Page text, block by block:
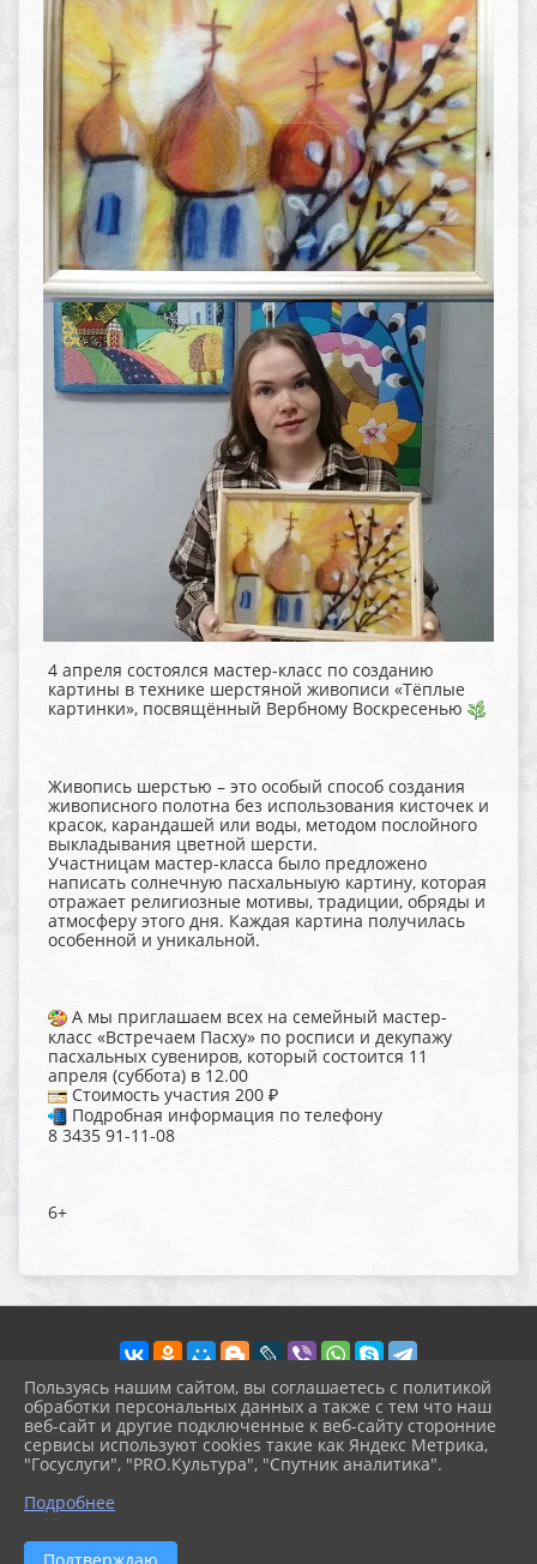
4 апреля состоялся мастер-класс по созданию
картины в технике шерстяной живописи «Тёплые
картинки», посвящённый Вербному Воскресенью
Живопись шерстью – это особый способ создания
живописного полотна без использования кисточек и
красок, карандашей или воды, методом послойного
выкладывания цветной шерсти.
Участницам мастер-класса было предложено
написать солнечную пасхальныую картину, которая
отражает религиозные мотивы, традиции, обряды и
атмосферу этого дня. Каждая картина получилась
особенной и уникальной.
А мы приглашаем всех на семейный мастер-
класс «Встречаем Пасху» по росписи и декупажу
пасхальных сувениров, который состоится 11
апреля (суббота) в 12.00
Стоимость участия 200 ₽
Подробная информация по телефону
8 3435 91-11-08
6+
2026 г. pokrov-ck.ru
Вход
Карта сайта
Политика обработки персональных данных
Сделано на KubCMS
Разработка и поддержка
Пользуясь нашим сайтом, вы соглашаетесь с политикой
обработки персональных данных а также с тем что наш
веб-сайт и другие подключенные к веб-сайту сторонние
сервисы используют cookies такие как Яндекс Метрика,
"Госуслуги", "PRO.Культура", "Спутник аналитика".
Подробнее